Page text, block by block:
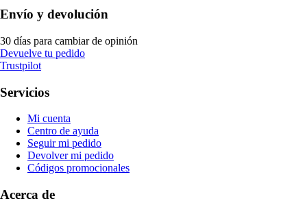
Envío y devolución
30 días para cambiar de opinión
Devuelve tu pedido
Trustpilot
Servicios
Mi cuenta
Centro de ayuda
Seguir mi pedido
Devolver mi pedido
Códigos promocionales
Acerca de